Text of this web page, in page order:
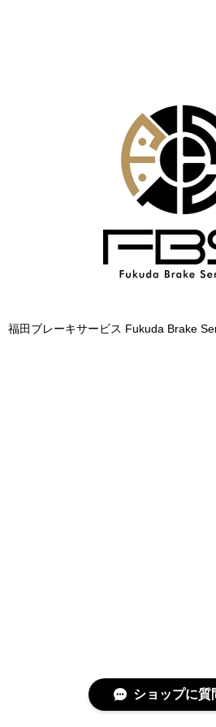
福田ブレーキサービス Fukuda Brake
ショップに質